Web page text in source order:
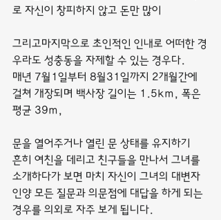
로 자신이 창피하지 않고 돈만 많이
그리고마지막으로 초인적인 인내로 어떠한 경
우라도 성충동을 자제할 수 있는 경우다.
매년 7월1일부터 8월31일까지 2개월간에
걸쳐 개장되며 백사장 길이는 1.5km, 폭은
평균 39m,
문을 열어주거나 열린 문 상태를 유지하기
흔히 여친을 데리고 친구들을 만나서 그녀를
소개하다가 보면 마치 자신이 그녀의 대변자
인양 모든 질문과 의문점에 대답을 하게 되는
경우를 의외로 자주 보게 됩니다.